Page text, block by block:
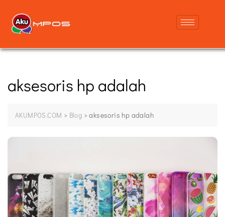
aksesoris hp adalah
AKUMPOS.COM > Blog >aksesoris hp adalah